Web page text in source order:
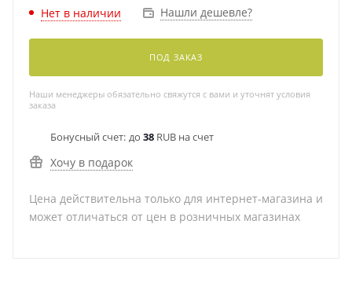
Нет в наличии Нашли дешевле?
ПОД ЗАКАЗ
Наши менеджеры обязательно свяжутся с вами и уточнят условия
заказа
Бонусный счет: до 38 RUB на счет
Хочу в подарок
Цена действительна только для интернет-магазина и
может отличаться от цен в розничных магазинах